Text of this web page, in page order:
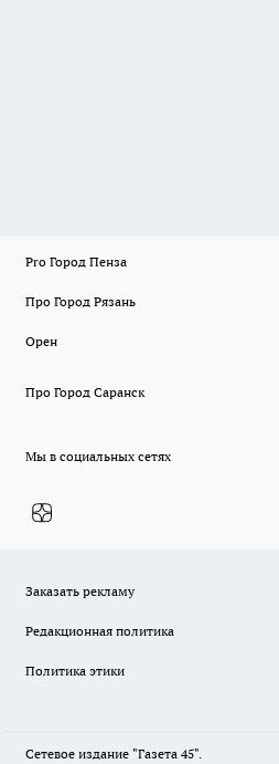
Pro Город Пенза
Про Город Рязань
Орен
Про Город Саранск
Мы в социальных сетях
Заказать рекламу
Редакционная политика
Политика этики
Сетевое издание "Газета 45".